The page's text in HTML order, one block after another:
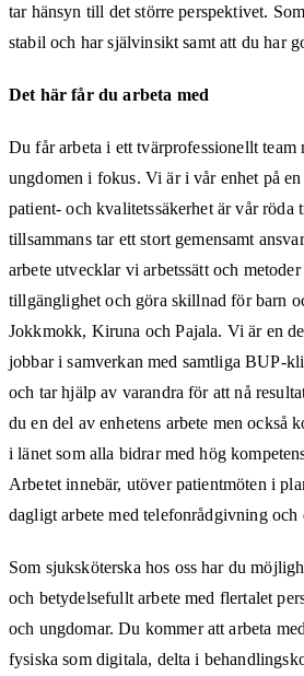
tar hänsyn till det större perspektivet.
stabil och har självinsikt samt att du har
Det här får du arbeta med
Du får arbeta i ett tvärprofessionellt team
ungdomen i fokus. Vi är i vår enhet på
patient- och kvalitetssäkerhet är vår röda
tillsammans tar ett stort gemensamt
arbete utvecklar vi arbetssätt och
tillgänglighet och göra skillnad för barn
Jokkmokk, Kiruna och Pajala. Vi är en
jobbar i samverkan med samtliga BUP-
och tar hjälp av varandra för att nå
du en del av enhetens arbete men också
i länet som alla bidrar med hög
Arbetet innebär, utöver patientmöten i
dagligt arbete med telefonrådgivning och
Som sjuksköterska hos oss har du
och betydelsefullt arbete med flertalet
och ungdomar. Du kommer att arbeta
fysiska som digitala, delta i